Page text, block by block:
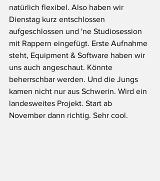
natürlich flexibel. Also haben wir
Dienstag kurz entschlossen
aufgeschlossen und 'ne Studiosession
mit Rappern eingefügt. Erste Aufnahme
steht, Equipment & Software haben wir
uns auch angeschaut. Könnte
beherrschbar werden. Und die Jungs
kamen nicht nur aus Schwerin. Wird ein
landesweites Projekt. Start ab
November dann richtig. Sehr cool.